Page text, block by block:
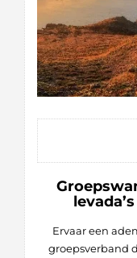
Ervaar een
groepsverband